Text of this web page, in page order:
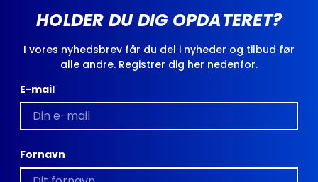
HOLDER DU DIG OPDATERET?
I vores nyhedsbrev får du del i nyheder og tilbud før
alle andre. Registrer dig her nedenfor.
E-mail
Fornavn